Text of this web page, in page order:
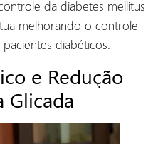
da diabetes mellitus
melhorando o controle
diabéticos.
e Redução
Glicada